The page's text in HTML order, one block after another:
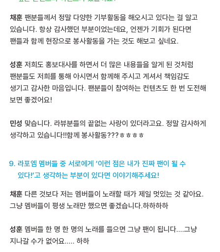
채훈 팬분들께서 정말 다양한 기부활동을 해오시고 있다는 걸 알고
있습니다. 항상 감사했던 부분이었는데요, 언젠가 기회가 된다면
팬들과 함께 현장으로 봉사활동을 가는 것도 해보고 싶네요.
성훈 저희도 홍보대사를 하면서 더 많은 내용들을 알게 된 것처럼
팬분들도 저희를 통해 아시면서 함께해 주시고 계셔서 책임감도
생기고 감사한 마음입니다. 팬분들이 참여하는 컨텐츠도 한 번 도전해
보면 좋겠어요!
민성 맞습니다. 라뷰분들의 끝없는 사랑이 있더라고요. 정말 감사하게
생각하고 있습니다!!함께 봉사활동???ㅎㅎㅎㅎ
라포엠 멤버들 중 서로에게 ‘이런 점은 내가 진짜 팬이 될 수
있다!’고 생각하는 부분이 있다면 이야기해주세요!
채훈 다른 것보다 저는 멤버들이 노래할 때가 제일 멋있는 것 같아요.
그냥 멤버들이 평생 노래만 했으면 좋겠습니다.하하하하
성훈 멤버들 한 명 한 명의 노래를 들으면 그냥 팬이 됩니다….그냥
지나갈 수가 없어요….. 하하